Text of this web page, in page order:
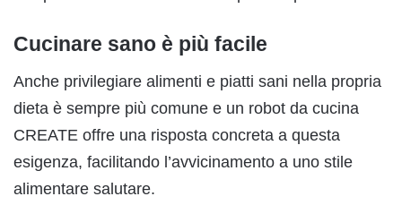
Cucinare sano è più facile
Anche privilegiare alimenti e piatti sani nella propria
dieta è sempre più comune e un robot da cucina
CREATE offre una risposta concreta a questa
esigenza, facilitando l’avvicinamento a uno stile
alimentare salutare.